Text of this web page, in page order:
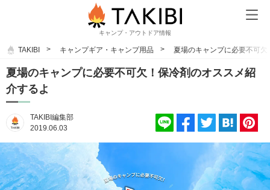
キャンプ・アウトドア情報
TAKIBI キャンプギア・キャンプ用品 夏場のキャンプに必要不可
夏場のキャンプに必要不可欠！保冷剤のオススメ紹
介するよ
TAKIBI編集部
2019.06.03